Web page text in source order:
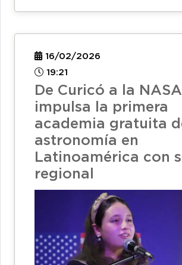
16/02/2026
19:21
De Curicó a la
impulsa la primera
academia gratuita
astronomía en
Latinoamérica con
regional